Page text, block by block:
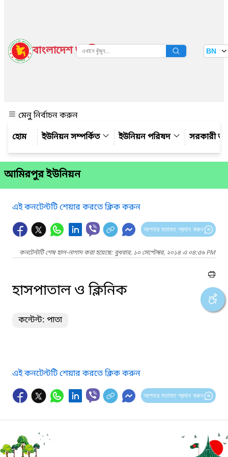
বাংলাদেশ জাতীয় তথ্য বাতায়ন BN
মেনু নির্বাচন করুন
ইউনিয়ন সম্পর্কিত
ইউনিয়ন পরিষদ সরকারী
আমিরপুর ইউনিয়ন
এই কনটেন্টটি শেয়ার করতে ক্লিক করুন
আপনার মতামত প্রদান করুন
কনটেন্টটি শেষ হাল-নাগাদ করা হয়েছে: বুধবার, ১০ সেপ্টেম্বর, ২০১৪ এ ০৪:৫৬ PM
হাসপাতাল ও ক্লিনিক
কন্টেন্ট: পাতা
এই কনটেন্টটি শেয়ার করতে ক্লিক করুন
আপনার মতামত প্রদান করুন